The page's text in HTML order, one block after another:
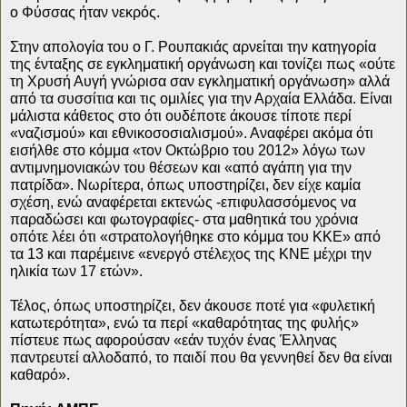
ο Φύσσας ήταν νεκρός.
Στην απολογία του ο Γ. Ρουπακιάς αρνείται την κατηγορία
της ένταξης σε εγκληματική οργάνωση και τονίζει πως «ούτε
τη Χρυσή Αυγή γνώρισα σαν εγκληματική οργάνωση» αλλά
από τα συσσίτια και τις ομιλίες για την Αρχαία Ελλάδα. Είναι
μάλιστα κάθετος στο ότι ουδέποτε άκουσε τίποτε περί
«ναζισμού» και εθνικοσοσιαλισμού». Αναφέρει ακόμα ότι
εισήλθε στο κόμμα «τον Οκτώβριο του 2012» λόγω των
αντιμνημονιακών του θέσεων και «από αγάπη για την
πατρίδα». Νωρίτερα, όπως υποστηρίζει, δεν είχε καμία
σχέση, ενώ αναφέρεται εκτενώς -επιφυλασσόμενος να
παραδώσει και φωτογραφίες- στα μαθητικά του χρόνια
οπότε λέει ότι «στρατολογήθηκε στο κόμμα του ΚΚΕ» από
τα 13 και παρέμεινε «ενεργό στέλεχος της ΚΝΕ μέχρι την
ηλικία των 17 ετών».
Τέλος, όπως υποστηρίζει, δεν άκουσε ποτέ για «φυλετική
κατωτερότητα», ενώ τα περί «καθαρότητας της φυλής»
πίστευε πως αφορούσαν «εάν τυχόν ένας Έλληνας
παντρευτεί αλλοδαπό, το παιδί που θα γεννηθεί δεν θα είναι
καθαρό».